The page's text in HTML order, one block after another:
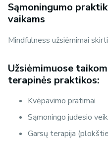
Sąmoningumo
vaikams
Mindfulness užsiėmimai
Užsiėmimuose
terapinės praktikos:
Kvėpavimo pratimai
Sąmoningo judesio
Garsų terapija